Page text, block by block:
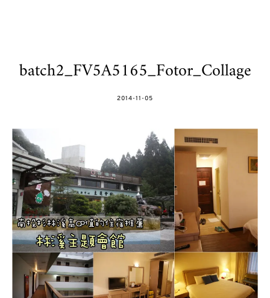
batch2_FV5A5165_Fotor_Collage
POSTED
2014-11-05